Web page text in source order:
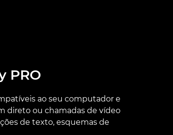
PRO
ao seu computador e
direto ou chamadas de vídeo
de texto, esquemas de